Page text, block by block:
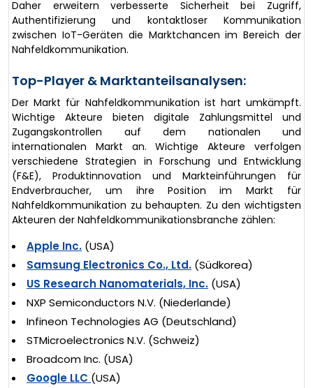
Daher erweitern verbesserte Sicherheit bei Zugriff,
Authentifizierung und kontaktloser Kommunikation
zwischen IoT-Geräten die Marktchancen im Bereich der
Nahfeldkommunikation.
Top-Player & Marktanteilsanalysen:
Der Markt für Nahfeldkommunikation ist hart umkämpft.
Wichtige Akteure bieten digitale Zahlungsmittel und
Zugangskontrollen auf dem nationalen und
internationalen Markt an. Wichtige Akteure verfolgen
verschiedene Strategien in Forschung und Entwicklung
(F&E), Produktinnovation und Markteinführungen für
Endverbraucher, um ihre Position im Markt für
Nahfeldkommunikation zu behaupten. Zu den wichtigsten
Akteuren der Nahfeldkommunikationsbranche zählen:
Apple Inc. (USA)
Samsung Electronics Co., Ltd. (Südkorea)
US Research Nanomaterials, Inc. (USA)
NXP Semiconductors N.V. (Niederlande)
Infineon Technologies AG (Deutschland)
STMicroelectronics N.V. (Schweiz)
Broadcom Inc. (USA)
Google LLC (USA)